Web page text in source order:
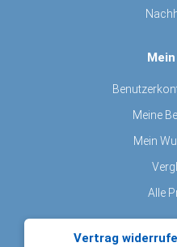
Meine
Mein
Alle
Vertrag